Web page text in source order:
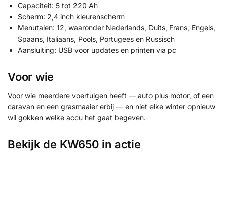
Capaciteit: 5 tot 220 Ah
Scherm: 2,4 inch kleurenscherm
Menutalen: 12, waaronder Nederlands, Duits, Frans, Engels,
Spaans, Italiaans, Pools, Portugees en Russisch
Aansluiting: USB voor updates en printen via pc
Voor wie
Voor wie meerdere voertuigen heeft — auto plus motor, of een
caravan en een grasmaaier erbij — en niet elke winter opnieuw
wil gokken welke accu het gaat begeven.
Bekijk de KW650 in actie